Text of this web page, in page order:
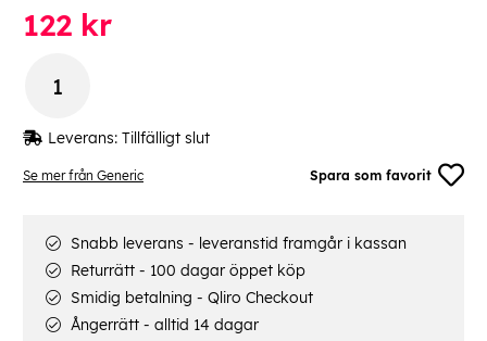
Se mer från Generic Spara som favorit
122 kr
Leverans: Tillfälligt slut
Snabb leverans - leveranstid framgår i kassan
Returrätt - 100 dagar öppet köp
Smidig betalning - Qliro Checkout
Ångerrätt - alltid 14 dagar